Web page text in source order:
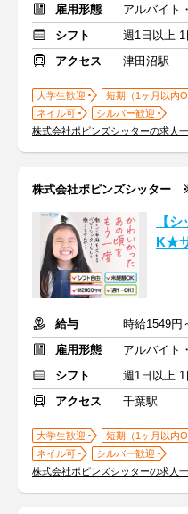
雇用形態
アルバイト
シフト
週1日以上
アクセス
津田沼駅
大学生歓迎 短期（1ヶ月以内
ネイル可
シルバー歓迎
株式会社ポピンズシッターの求人
株式会社ポピンズシッター
【
K★
給与
時給1549円
雇用形態
アルバイト
シフト
週1日以上
アクセス
千葉駅
大学生歓迎 短期（1ヶ月以内
ネイル可
シルバー歓迎
株式会社ポピンズシッターの求人